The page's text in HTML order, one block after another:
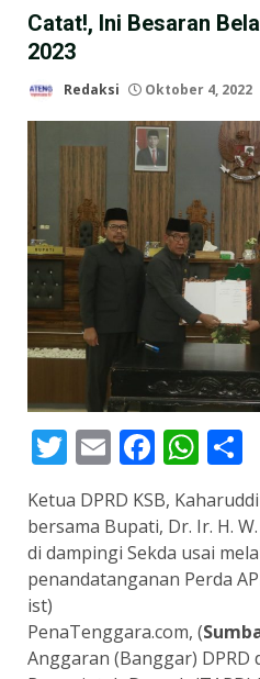
Catat!, Ini Besaran
2023
Redaksi Oktober 4, 2022
Twitter
Email
Ketua DPRD KSB,
bersama Bupati, Dr. Ir. H.
di dampingi Sekda usai
penandatanganan Perda
ist)
PenaTenggara.com, (
Anggaran (Banggar) DPRD